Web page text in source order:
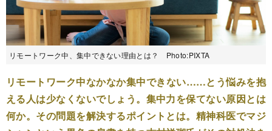
リモートワーク中、集中できない理由とは？ Photo:PIXTA
リモートワーク中なかなか集中できない……とう悩みを抱
える人は少なくないでしょう。集中力を保てない原因とは
何か。その問題を解決するポイントとは。精神科医でマジ